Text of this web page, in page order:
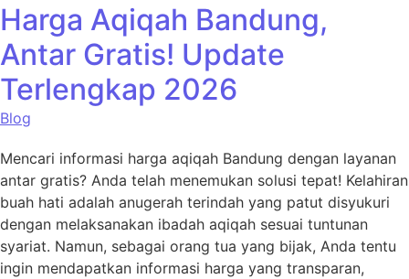
Harga Aqiqah Bandung,
Antar Gratis! Update
Terlengkap 2026
Blog
Mencari informasi harga aqiqah Bandung dengan layanan
antar gratis? Anda telah menemukan solusi tepat! Kelahiran
buah hati adalah anugerah terindah yang patut disyukuri
dengan melaksanakan ibadah aqiqah sesuai tuntunan
syariat. Namun, sebagai orang tua yang bijak, Anda tentu
ingin mendapatkan informasi harga yang transparan,